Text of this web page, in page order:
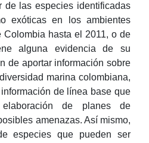
de las especies identificadas
exóticas en los ambientes
Colombia hasta el 2011, o de
alguna evidencia de su
de aportar información sobre
marina colombiana,
de línea base que
de planes de
amenazas. Así mismo,
especies que pueden ser